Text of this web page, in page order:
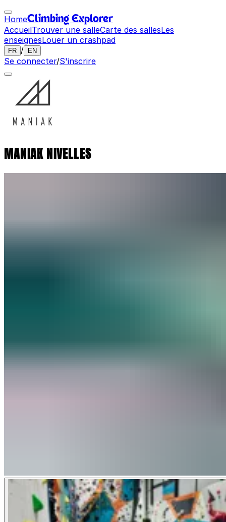
HomeClimbing Explorer
AccueilTrouver une salleCarte des sallesLes
enseignesLouer un crashpad
FR / EN
Se connecter/S'inscrire
MANIAK NIVELLES